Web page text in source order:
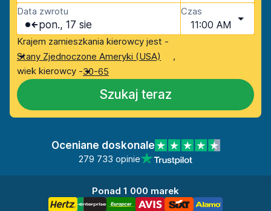
Data zwrotu
pon., 17 sie
Czas
11:00 AM
Krajem zamieszkania kierowcy jest -
Stany Zjednoczone Ameryki (USA)
,
wiek kierowcy -30-65
Szukaj teraz
Oceniane doskonale
279 733 opinie
Ponad 1 000 marek